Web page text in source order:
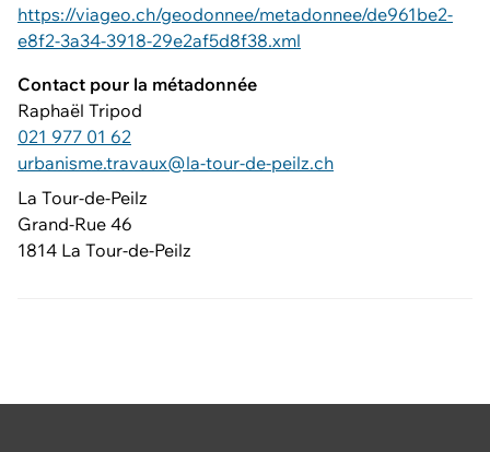
https://viageo.ch/geodonnee/metadonnee/de961be2-
e8f2-3a34-3918-29e2af5d8f38.xml
Contact pour la métadonnée
Raphaël Tripod
021 977 01 62
urbanisme.travaux@la-tour-de-peilz.ch
La Tour-de-Peilz
Grand-Rue 46
1814 La Tour-de-Peilz